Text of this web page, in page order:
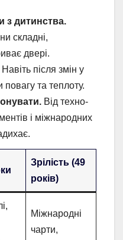
з дитинства.
складні,
двері.
Навіть після змін у
повагу та теплоту.
Від техно-
і міжнародних
Зрілість (49
років)
Міжнародні
чарти,